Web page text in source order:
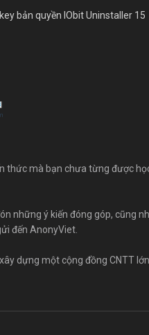
bản quyền IObit Uninstaller 15
thức mà bạn chưa từng được
những ý kiến đóng góp, cũng
đến AnonyViet.
dựng một cộng đồng CNTT lớn